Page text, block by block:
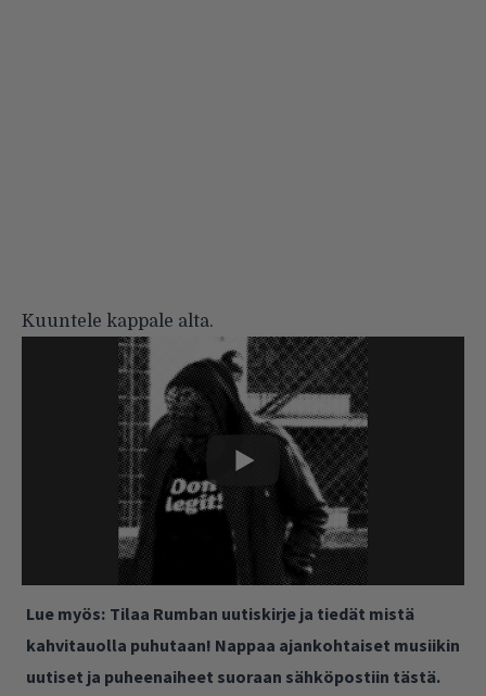
Kuuntele kappale alta.
Lue myös: Tilaa Rumban uutiskirje ja tiedät mistä
kahvitauolla puhutaan! Nappaa ajankohtaiset musiikin
uutiset ja puheenaiheet suoraan sähköpostiin tästä.